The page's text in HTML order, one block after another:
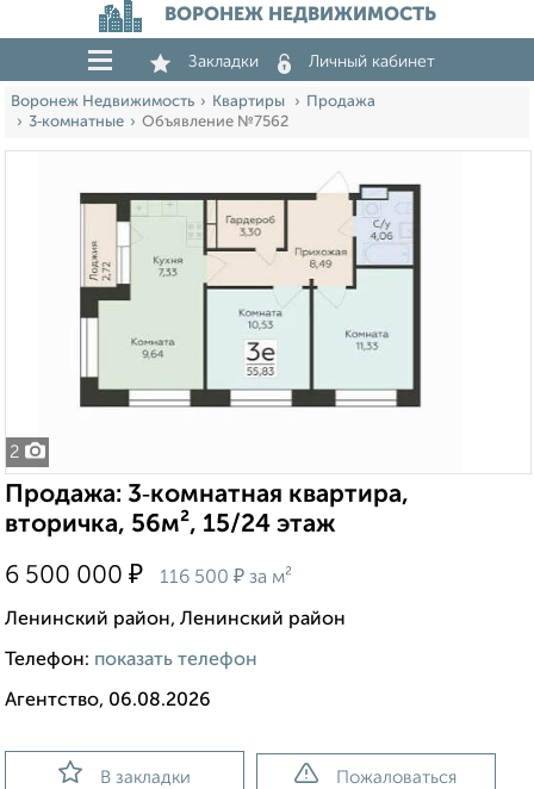
ВОРОНЕЖ НЕДВИЖИМОСТЬ
Закладки Личный кабинет
Воронеж Недвижимость Квартиры
Продажа
3‑комнатные
Объявление №7562
2
Продажа: 3‑комнатная квартира,
вторичка, 56м², 15/24 этаж
6 500 000 ₽ 116 500 ₽ за м²
Ленинский район, Ленинский район
Телефон: показать телефон
Агентство, 06.08.2026
В закладки Пожаловаться